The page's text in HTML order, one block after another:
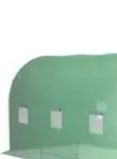
Fruits de Saison